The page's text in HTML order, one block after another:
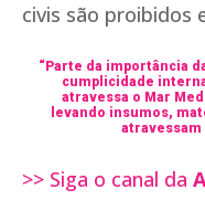
civis são proibidos
“Parte da importância
cumplicidade
atravessa o Mar
levando insumos,
>> Siga o canal da